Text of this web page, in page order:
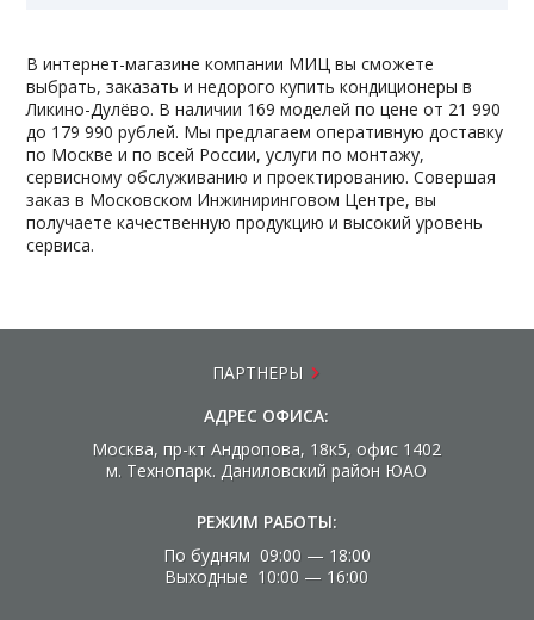
В интернет-магазине компании МИЦ вы сможете
выбрать, заказать и недорого купить кондиционеры в
Ликино-Дулёво. В наличии 169 моделей по цене от 21 990
до 179 990 рублей. Мы предлагаем оперативную доставку
по Москве и по всей России, услуги по монтажу,
сервисному обслуживанию и проектированию. Совершая
заказ в Московском Инжиниринговом Центре, вы
получаете качественную продукцию и высокий уровень
сервиса.
ПАРТНЕРЫ
АДРЕС ОФИСА:
Москва, пр-кт Андропова, 18к5, офис 1402
м. Технопарк. Даниловский район ЮАО
РЕЖИМ РАБОТЫ:
По будням 09:00 — 18:00
Выходные 10:00 — 16:00